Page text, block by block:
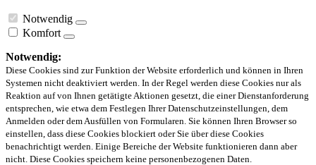
Notwendig
Komfort
Notwendig:
Diese Cookies sind zur Funktion der Website erforderlich und können in Ihren
Systemen nicht deaktiviert werden. In der Regel werden diese Cookies nur als
Reaktion auf von Ihnen getätigte Aktionen gesetzt, die einer Dienstanforderung
entsprechen, wie etwa dem Festlegen Ihrer Datenschutzeinstellungen, dem
Anmelden oder dem Ausfüllen von Formularen. Sie können Ihren Browser so
einstellen, dass diese Cookies blockiert oder Sie über diese Cookies
benachrichtigt werden. Einige Bereiche der Website funktionieren dann aber
nicht. Diese Cookies speichern keine personenbezogenen Daten.